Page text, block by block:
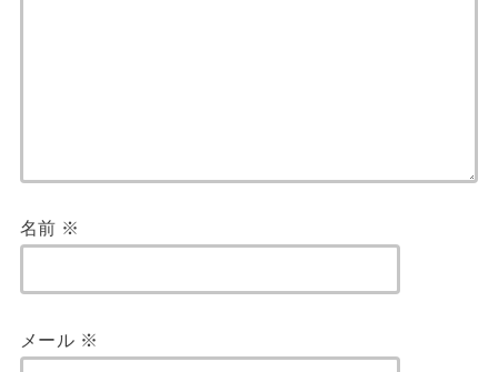
名前 ※
メール ※